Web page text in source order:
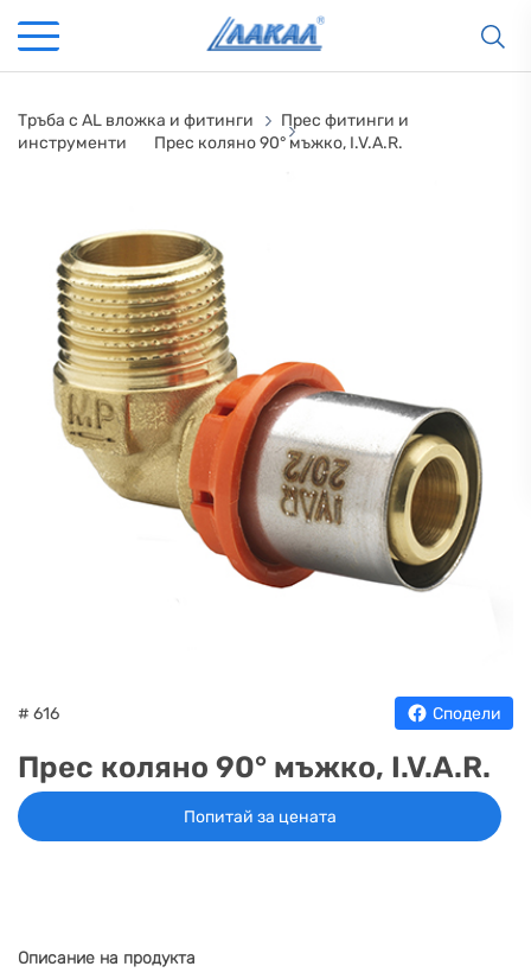
КАМИНИ
KАМИНИ
НА
ПЕЛЕТИ
КОТЛИ
KОТЛИ
НА
ГАЗ
Тръба с AL вложка и фитинги
Прес фитинги и
инструменти
Прес коляно 90° мъжко, I.V.A.R.
# 616 Сподели
Прес коляно 90° мъжко, I.V.A.R.
Попитай за цената
Описание на продукта